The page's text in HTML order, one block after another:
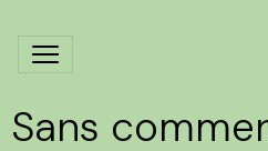
Sans